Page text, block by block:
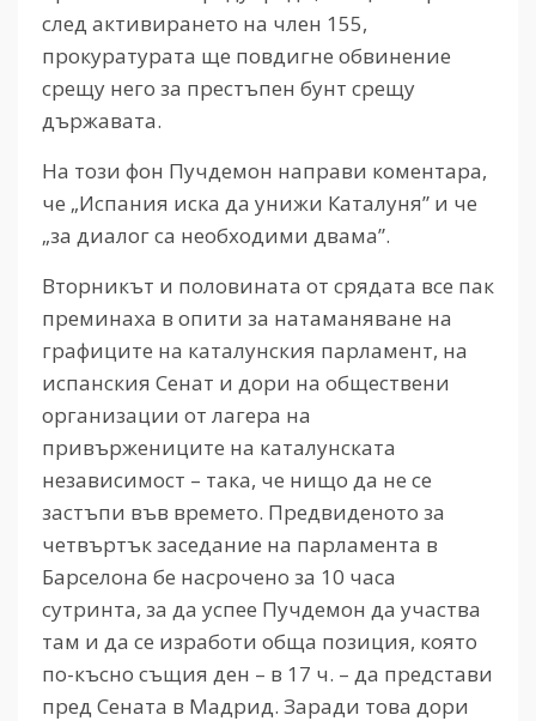
след активирането на член 155,
прокуратурата ще повдигне обвинение
срещу него за престъпен бунт срещу
държавата.
На този фон Пучдемон направи коментара,
че „Испания иска да унижи Каталуня” и че
„за диалог са необходими двама”.
Вторникът и половината от срядата все пак
преминаха в опити за натаманяване на
графиците на каталунския парламент, на
испанския Сенат и дори на обществени
организации от лагера на
привържениците на каталунската
независимост – така, че нищо да не се
застъпи във времето. Предвиденото за
четвъртък заседание на парламента в
Барселона бе насрочено за 10 часа
сутринта, за да успее Пучдемон да участва
там и да се изработи обща позиция, която
по-късно същия ден – в 17 ч. – да представи
пред Сената в Мадрид. Заради това дори